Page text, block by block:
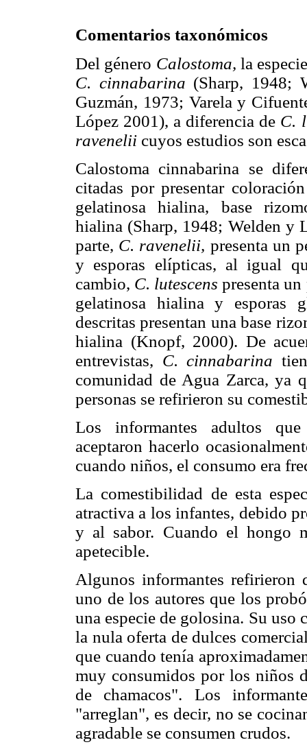
Comentarios taxonómicos
Del género Calostoma, la
C. cinnabarina (Sharp, 1948;
Guzmán, 1973; Varela y
López 2001), a diferencia de C.
ravenelii cuyos estudios son
Calostoma cinnabarina se
citadas por presentar
gelatinosa hialina, base
hialina (Sharp, 1948; Welden y
parte, C. ravenelii, presenta un
y esporas elípticas, al igual
cambio, C. lutescenspresenta
gelatinosa hialina y esporas
descritas presentan una base
hialina (Knopf, 2000). De
entrevistas, C. cinnabarina
comunidad de Agua Zarca, ya
personas se refirieron su
Los informantes adultos
aceptaron hacerlo
cuando niños, el consumo era
La comestibilidad de esta
atractiva a los infantes, debido
y al sabor. Cuando el hongo
apetecible.
Algunos informantes refirieron
uno de los autores que los
una especie de golosina. Su uso
la nula oferta de dulces
que cuando tenía
muy consumidos por los niños
de chamacos". Los
"arreglan", es decir, no se
agradable se consumen crudos.